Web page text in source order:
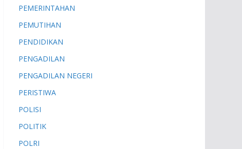
PEMERINTAHAN
PEMUTIHAN
PENDIDIKAN
PENGADILAN
PENGADILAN NEGERI
PERISTIWA
POLISI
POLITIK
POLRI